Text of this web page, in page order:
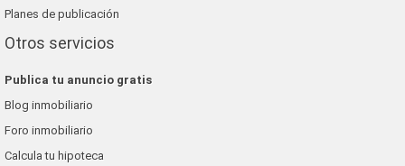
Planes de publicación
Otros servicios
Publica tu anuncio gratis
Blog inmobiliario
Foro inmobiliario
Calcula tu hipoteca